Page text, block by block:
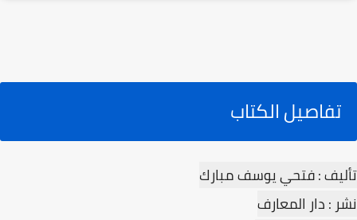
تفاصيل الكتاب
تأليف : فتحي يوسف مبارك
نشر : دار المعارف